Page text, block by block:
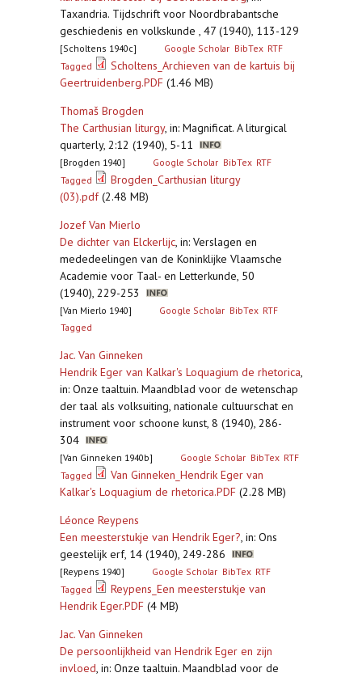
Taxandria. Tijdschrift voor Noordbrabantsche
geschiedenis en volkskunde , 47 (1940), 113-129
[Scholtens 1940c] Google Scholar BibTex RTF
Tagged
Scholtens_Archieven van de kartuis bij
Geertruidenberg.PDF (1.46 MB)
Thomaš Brogden
The Carthusian liturgy, in: Magnificat. A liturgical
quarterly, 2:12 (1940), 5-11
[Brogden 1940] Google Scholar BibTex RTF
Tagged
Brogden_Carthusian liturgy
(03).pdf(2.48 MB)
Jozef Van Mierlo
De dichter van Elckerlijc, in: Verslagen en
mededeelingen van de Koninklijke Vlaamsche
Academie voor Taal- en Letterkunde, 50
(1940), 229-253
[Van Mierlo 1940] Google Scholar BibTex RTF
Tagged
Jac. Van Ginneken
Hendrik Eger van Kalkar's Loquagium de rhetorica,
in: Onze taaltuin. Maandblad voor de wetenschap
der taal als volksuiting, nationale cultuurschat en
instrument voor schoone kunst, 8 (1940), 286-
304
[Van Ginneken 1940b] Google Scholar BibTex RTF
Tagged
Van Ginneken_Hendrik Eger van
Kalkar's Loquagium de rhetorica.PDF (2.28 MB)
Léonce Reypens
Een meesterstukje van Hendrik Eger?, in: Ons
geestelijk erf, 14 (1940), 249-286
[Reypens 1940] Google Scholar BibTex RTF
Tagged
Reypens_Een meesterstukje van
Hendrik Eger.PDF (4 MB)
Jac. Van Ginneken
De persoonlijkheid van Hendrik Eger en zijn
invloed, in: Onze taaltuin. Maandblad voor de